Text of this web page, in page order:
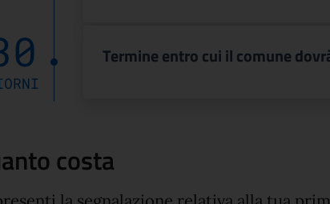
Termine entro cui il comune
costa